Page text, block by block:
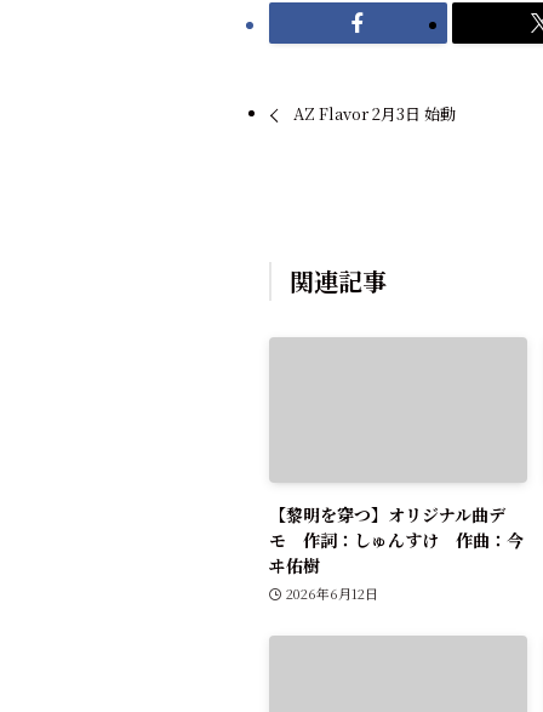
AZ Flavor 2月3日 始動
関連記事
【黎明を穿つ】オリジナル曲デ
モ 作詞：しゅんすけ 作曲：今
ヰ佑樹
2026年6月12日